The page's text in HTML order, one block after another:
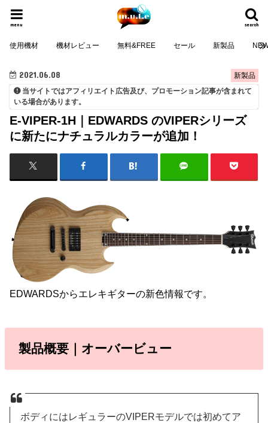
search
menu
使用機材 機材レビュー 無料&FREE セール 新製品
新製品
2021.06.08
当サイトではアフィリエイト広告及び、プロモーション記事が含まれて
いる場合があります。
E-VIPER-1H｜EDWARDS のVIPERシリーズ
に新たにナチュラルカラーが追加！
EDWARDSからエレキギターの新色情報です。
製品概要｜オーバービュー
ボディにはレギュラーのVIPERモデルでは初めてア